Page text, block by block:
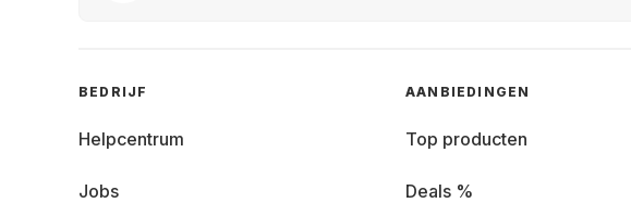
BEDRIJF
Helpcentrum
Jobs
AANBIEDINGEN
Top producten
Deals %